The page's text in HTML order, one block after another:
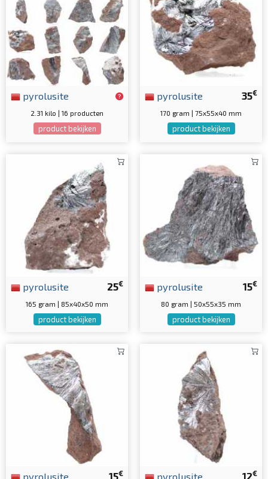
pyrolusite
2.31 kilo | 16 producten
product bekijken
35€
pyrolusite
170 gram | 75x55x40 mm
product bekijken
25€
pyrolusite
165 gram | 85x40x50 mm
product bekijken
15€
pyrolusite
80 gram | 50x55x35 mm
product bekijken
15€
pyrolusite 12€
pyrolusite